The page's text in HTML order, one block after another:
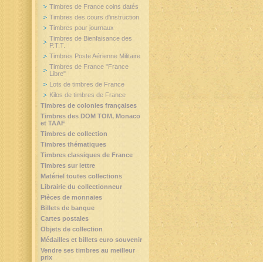
Timbres de France coins datés
Timbres des cours d'instruction
Timbres pour journaux
Timbres de Bienfaisance des
P.T.T.
Timbres Poste Aérienne Militaire
Timbres de France "France
Libre"
Lots de timbres de France
Kilos de timbres de France
Timbres de colonies françaises
Timbres des DOM TOM, Monaco
et TAAF
Timbres de collection
Timbres thématiques
Timbres classiques de France
Timbres sur lettre
Matériel toutes collections
Librairie du collectionneur
Pièces de monnaies
Billets de banque
Cartes postales
Objets de collection
Médailles et billets euro souvenir
Vendre ses timbres au meilleur
prix